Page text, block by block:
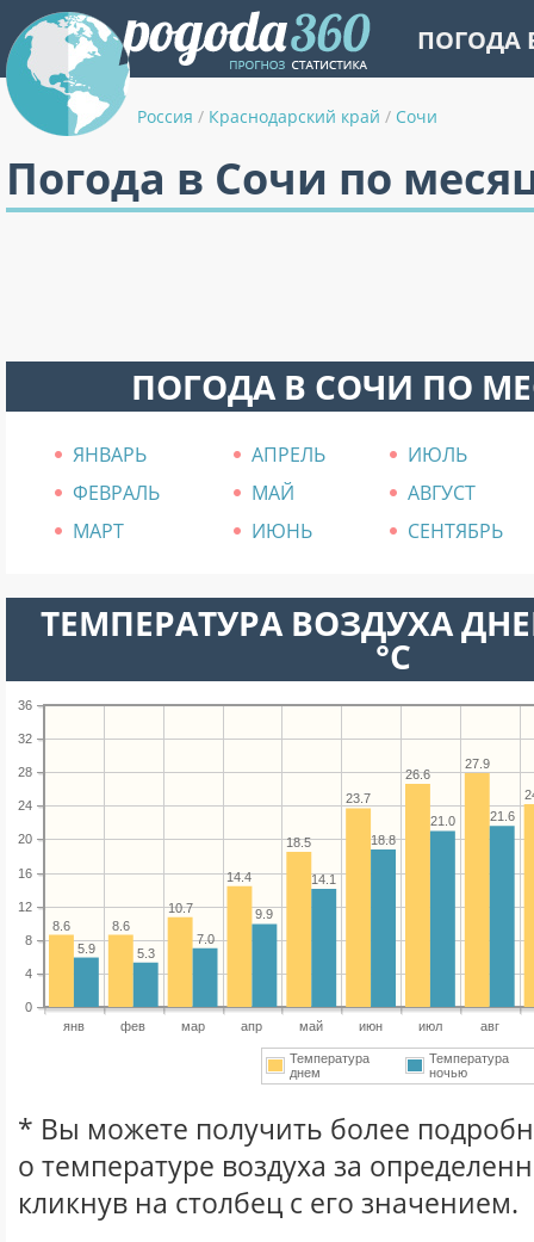
ПОГОДА
Россия / Краснодарский край / Сочи
Погода в Сочи по
ПОГОДА В СОЧИ ПО
ЯНВАРЬ АПРЕЛЬ
ИЮЛЬ
ФЕВРАЛЬ
МАЙ
АВГУСТ
МАРТ
ИЮНЬ СЕНТЯБРЬ
ТЕМПЕРАТУРА ВОЗДУХА
°C
янв фев мар апр май июн июл авг
0
4
8
12
16
20
24
28
32
36
27.9
26.6
23.7
18.5
14.4
10.7
8.6
8.6
21.6
21.0
18.8
14.1
9.9
7.0
5.3
5.9
Температура
днем
Температура
ночью
* Вы можете получить более
о температуре воздуха за
кликнув на столбец с его значением.